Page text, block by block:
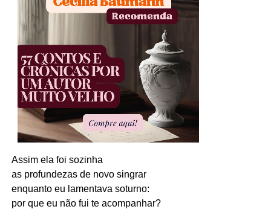
Assim ela foi sozinha
as profundezas de novo singrar
enquanto eu lamentava soturno:
por que eu não fui te acompanhar?